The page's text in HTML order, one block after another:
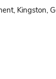
Kingston,